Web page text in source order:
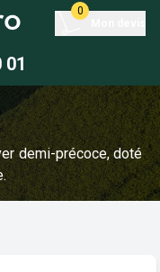
0
01
demi-précoce, doté